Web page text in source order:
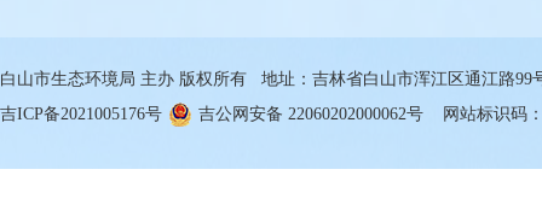
白山市生态环境局 主办 版权所有 地址：吉林省白山市浑江区通江路99
吉ICP备2021005176号
吉公网安备 22060202000062号 网站标识码